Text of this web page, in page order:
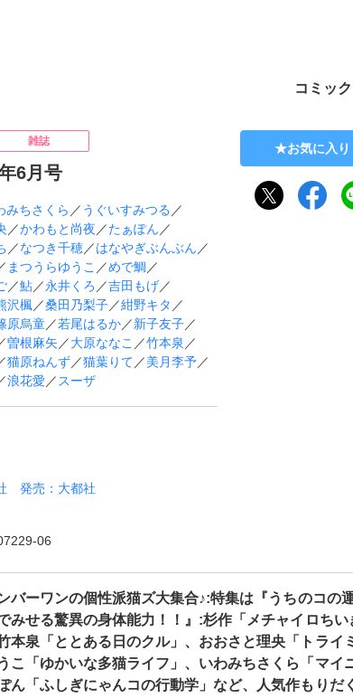
コミック
雑誌
6月号
みちさくら ／ うぐいすみつる ／
／かわもと尚夜 ／たぁぽん ／
／なつき千穂／はなやぎぶんぶん ／
まつうらゆうこ ／めで鯛 ／
／鮎／永井くろ ／吉田もげ／
沢楓／桑田乃梨子／紺野キタ ／
原烏童／若尾はるか／新子友子／
曽根麻矢 ／大原ななこ ／竹本泉 ／
猫原ねんず／猫葉りて ／美月李予／
浪花愛 ／ スーザ
発売：大都社
06
お気に入り
バーワンの個性派猫ズ大集合♪:特集は『うちのコの
せる驚異の身体能力！！』:杉作「メチャイロちい
本泉「ととある日のクル」、おおさと理央「トライ
こ「ゆかいな多猫ライフ」、いわみちさくら「マイ
ん「ふしぎにゃんコの行動学」など、人気作もりだ